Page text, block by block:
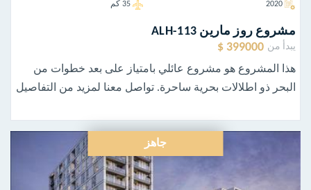
2020 35 كم
مشروع روز مارين ALH-113
يبدأ من 399000 $
هذا المشروع هو مشروع عائلي بامتياز على بعد خطوات من
البحر ذو اطلالات بحرية ساحرة. تواصل معنا لمزيد من التفاصيل
جاهز